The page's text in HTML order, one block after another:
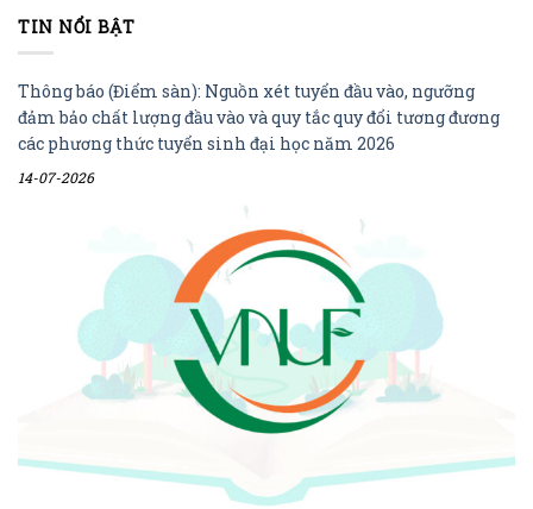
TIN NỔI BẬT
Thông báo (Điểm sàn): Nguồn xét tuyển đầu vào, ngưỡng
đảm bảo chất lượng đầu vào và quy tắc quy đổi tương đương
các phương thức tuyển sinh đại học năm 2026
14-07-2026